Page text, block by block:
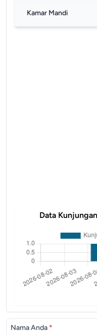
Kamar Mandi
Data
Nama Anda *